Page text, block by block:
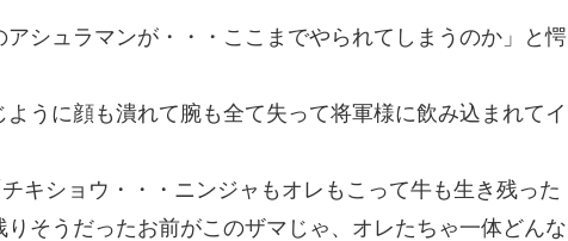
シュラマンが・・・ここまでやられてしまうのか」と愕
うに顔も潰れて腕も全て失って将軍様に飲み込まれてイ
キショウ・・・ニンジャもオレもこって牛も生き残った
そうだったお前がこのザマじゃ、オレたちゃ一体どんな